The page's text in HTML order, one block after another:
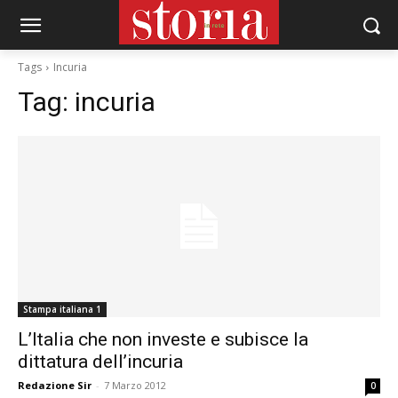
Tags Incuria
Tag: incuria
Stampa italiana 1
L’Italia che non investe e subisce la
dittatura dell’incuria
Redazione Sir - 7 Marzo 2012 0